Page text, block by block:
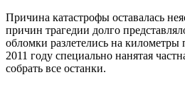
Причина катастрофы оставалась
причин трагедии долго
обломки разлетелись на
2011 году специально нанятая
собрать все останки.